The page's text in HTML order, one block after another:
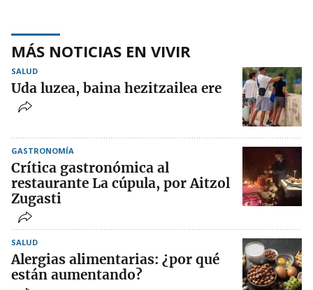
MÁS NOTICIAS EN VIVIR
SALUD
Uda luzea, baina hezitzailea ere
GASTRONOMÍA
Crítica gastronómica al
restaurante La cúpula, por Aitzol
Zugasti
SALUD
Alergias alimentarias: ¿por qué
están aumentando?